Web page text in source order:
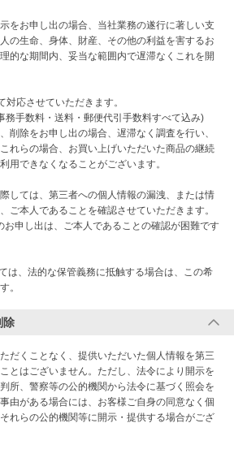
をお申し出の場合、当社業務の遂行に著しい支
の生命、身体、財産、その他の利益を害するお
的な期間内、妥当な範囲内で遅滞なくこれを開
対応させていただきます。
務手数料・送料・郵便代引手数料すべて込み)
削除をお申し出の場合、遅滞なく調査を行い、
れらの場合、お買い上げいただいた商品の継続
用できなくなることがございます。
しては、第三者への個人情報の漏洩、または情
ご本人であることを確認させていただきます。
お申し出は、ご本人であることの確認が困難です
は、法的な保管義務に抵触する場合は、この希
。
除
だくことなく、提供いただいた個人情報を第三
とはございません。ただし、法令により開示を
所、警察等の公的機関から法令に基づく照会を
由がある場合には、お客様ご自身の同意なく個
れらの公的機関等に開示・提供する場合がござ